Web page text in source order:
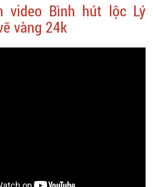
video Bình hút lộc Lý
vàng 24k